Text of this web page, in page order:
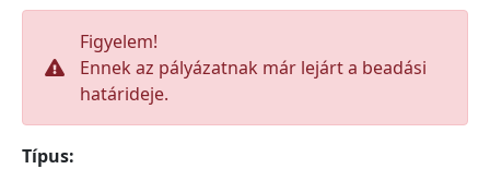
Figyelem!
Ennek az pályázatnak már lejárt a beadási
határideje.
Típus: